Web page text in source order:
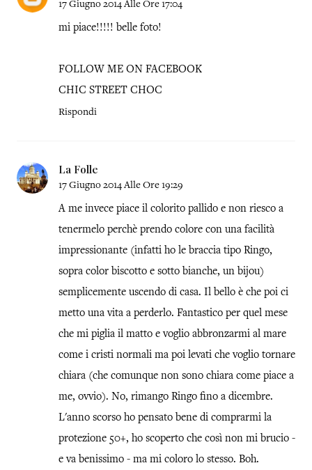
17 Giugno 2014 Alle Ore 17:04
mi piace!!!!! belle foto!
FOLLOW ME ON FACEBOOK
CHIC STREET CHOC
Rispondi
La Folle
17 Giugno 2014 Alle Ore 19:29
A me invece piace il colorito pallido e non riesco a
tenermelo perchè prendo colore con una facilità
impressionante (infatti ho le braccia tipo Ringo,
sopra color biscotto e sotto bianche, un bijou)
semplicemente uscendo di casa. Il bello è che poi ci
metto una vita a perderlo. Fantastico per quel mese
che mi piglia il matto e voglio abbronzarmi al mare
come i cristi normali ma poi levati che voglio tornare
chiara (che comunque non sono chiara come piace a
me, ovvio). No, rimango Ringo fino a dicembre.
L'anno scorso ho pensato bene di comprarmi la
protezione 50+, ho scoperto che così non mi brucio -
e va benissimo - ma mi coloro lo stesso. Boh.